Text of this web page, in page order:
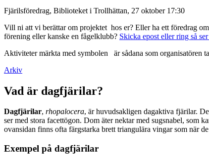
Fjärilsföredrag, Biblioteket i Trollhättan, 27 oktober 17:30
Vill ni att vi berättar om projektet hos er? Eller ha ett föredrag
förening eller kanske en fågelklubb? Skicka epost eller ring så
Aktiviteter märkta med symbolen
är sådana som organisatören
Arkiv
Vad är dagfjärilar?
Dagfjärilar, rhopalocera, är huvudsakligen dagaktiva fjärilar.
ser med stora facettögon. Dom äter nektar med sugsnabel, som
ovansidan finns ofta färgstarka brett triangulära vingar som när
Exempel på dagfjärilar